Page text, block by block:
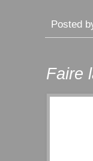
Posted
Faire